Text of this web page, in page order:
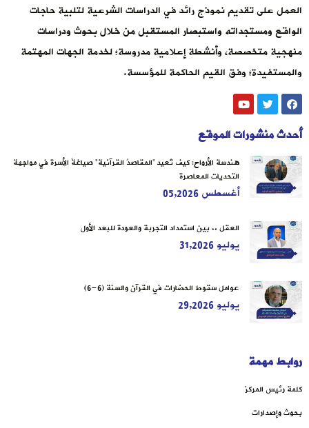
العمل على تقديم نموذج رائد في الدراسات الشرعية لتلبية حاجات
الواقع ومستجداته واستبصار المستقبل من خلال بحوث ودراسات
منهجية متخصصة، وأنشطة إعلامية مدروسة؛ لخدمة الجهات المهتمة
والمستفيدة؛ وفق القيم الحاكمة للمؤسسة.
أحدث منشورات الموقع
هندسة الأرواح: كيف تُعيد “المقاصدُ القرآنية” صياغةَ الأسرة في مواجهة
التحديات المعاصرة
أغسطس 05,2026
العقل .. بين استمداد التجربة والعودة للبعد الأول
يوليو 31,2026
عوامل سقوط الحضارات في القرآن والسنة (6-6)
يوليو 29,2026
روابط مهمة
كلمة رئيس المركز
بحوث وإصدارات